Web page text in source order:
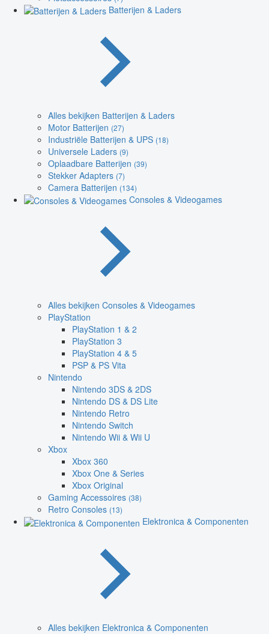
Batterijen & Laders
Alles bekijken Batterijen & Laders
Motor Batterijen (27)
Industriële Batterijen & UPS (18)
Universele Laders (9)
Oplaadbare Batterijen (39)
Stekker Adapters (7)
Camera Batterijen (134)
Consoles & Videogames
Alles bekijken Consoles & Videogames
PlayStation
PlayStation 1 & 2
PlayStation 3
PlayStation 4 & 5
PSP & PS Vita
Nintendo
Nintendo 3DS & 2DS
Nintendo DS & DS Lite
Nintendo Retro
Nintendo Switch
Nintendo Wii & Wii U
Xbox
Xbox 360
Xbox One & Series
Xbox Original
Gaming Accessoires (38)
Retro Consoles (13)
Elektronica & Componenten
Alles bekijken Elektronica & Componenten